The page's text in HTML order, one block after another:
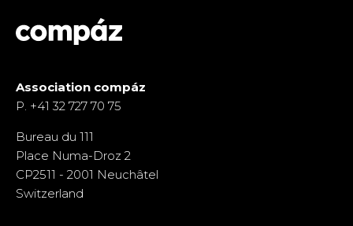
Association compáz
P. +41 32 727 70 75
Bureau du 111
Place Numa-Droz 2
CP2511 - 2001 Neuchâtel
Switzerland